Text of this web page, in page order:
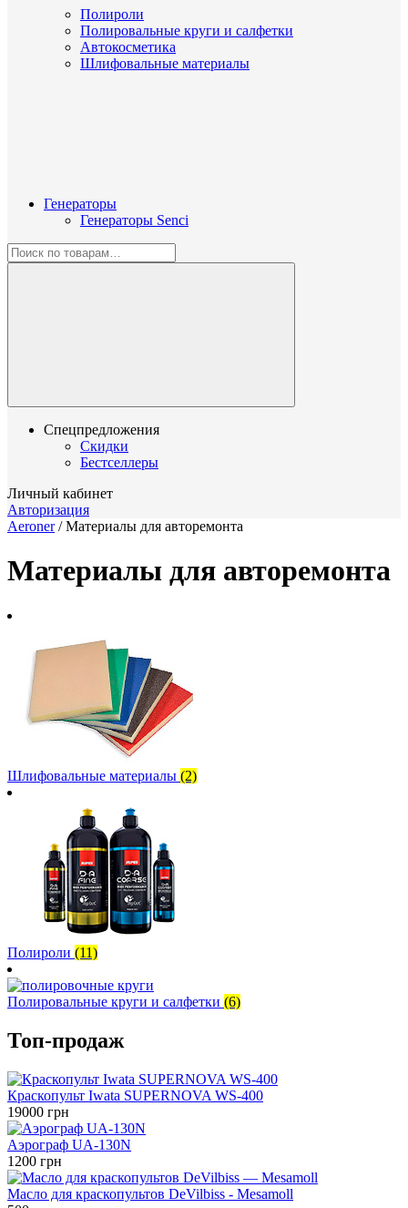
Полироли
Полировальные круги и салфетки
Автокосметика
Шлифовальные материалы
Генераторы
Генераторы Senci
Спецпредложения
Скидки
Бестселлеры
Личный кабинет
Авторизация
Aeroner/Материалы для авторемонта
Материалы для авторемонта
Шлифовальные материалы (2)
Полироли (11)
Полировальные круги и салфетки (6)
Топ-продаж
Краскопульт Iwata SUPERNOVA WS-400
19000 грн
Аэрограф UA-130N
1200 грн
Масло для краскопультов DeVilbiss - Mesamoll